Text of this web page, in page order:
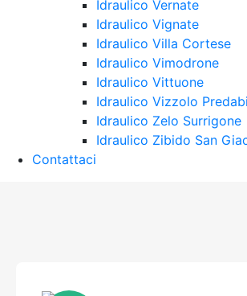
Idraulico Vernate
Idraulico Vignate
Idraulico Villa Cortese
Idraulico Vimodrone
Idraulico Vittuone
Idraulico Vizzolo
Idraulico Zelo Surrigone
Idraulico Zibido San
Contattaci